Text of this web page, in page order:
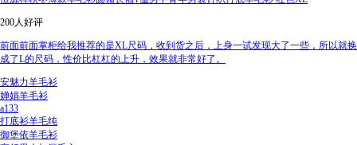
200人好评
前面前面掌柜给我推荐的是XL尺码，收到货之后，上身一试发现大了一些，所以就换
成了L的尺码，性价比杠杠的上升，效果就非常好了。
安魅力羊毛衫
婵娟羊毛衫
a133
打底衫羊毛纯
御堡依羊毛衫